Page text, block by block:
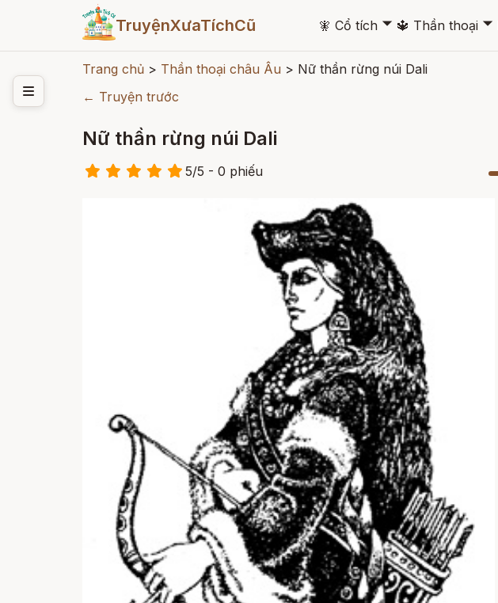
TruyệnXưaTíchCũ 🧚 Cổ tích 🞃 🔱 Thần thoại 🞃
Trang chủ > Thần thoại châu Âu > Nữ thần rừng núi Dali
← Truyện trước
Nữ thần rừng núi Dali
5/5 - 0 phiếu